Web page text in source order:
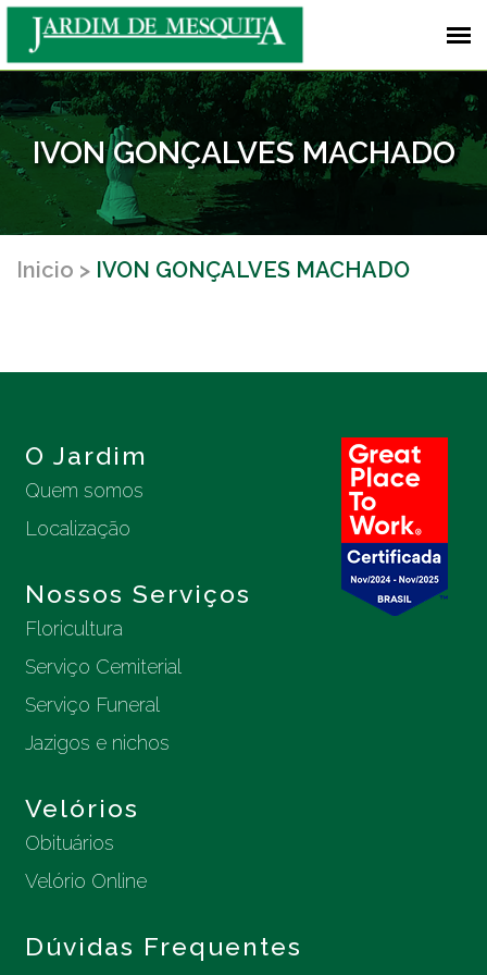
IVON GONÇALVES MACHADO
Inicio IVON GONÇALVES MACHADO
O Jardim
Quem somos
Localização
Nossos Serviços
Floricultura
Serviço Cemiterial
Serviço Funeral
Jazigos e nichos
Velórios
Obituários
Velório Online
Dúvidas Frequentes